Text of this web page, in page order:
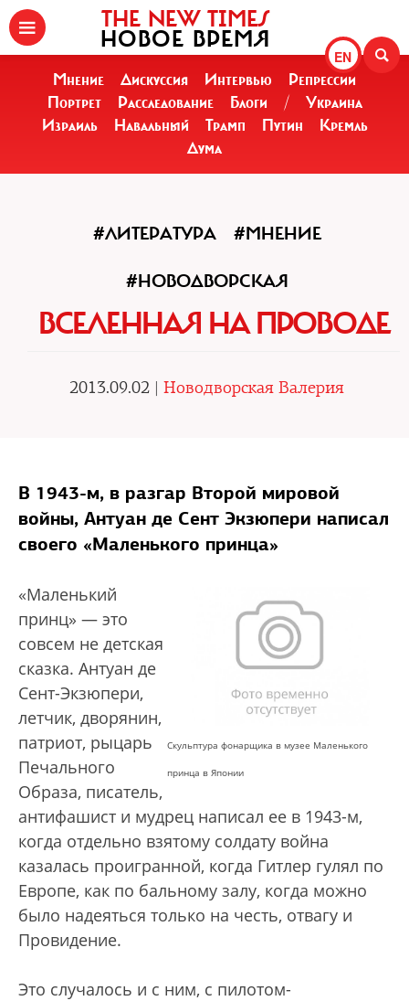
EN
THE NEW TIMES
НОВОЕ ВРЕМЯ
Мнение Дискуссия Интервью
Репрессии
Портрет
Расследование Блоги /
Украина
Израиль
Навальный Трамп Путин
Кремль
Дума
#ЛИТЕРАТУРА #МНЕНИЕ
#НОВОДВОРСКАЯ
ВСЕЛЕННАЯ НА ПРОВОДЕ
2013.09.02 | Новодворская Валерия
В 1943-м, в разгар Второй мировой
войны, Антуан де Сент Экзюпери написал
своего «Маленького принца»
Скульптура фонарщика в музее Маленького
принца в Японии
«Маленький
принц» — это
совсем не детская
сказка. Антуан де
Сент-Экзюпери,
летчик, дворянин,
патриот, рыцарь
Печального
Образа, писатель,
антифашист и мудрец написал ее в 1943-м,
когда отдельно взятому солдату война
казалась проигранной, когда Гитлер гулял по
Европе, как по бальному залу, когда можно
было надеяться только на честь, отвагу и
Провидение.
Это случалось и с ним, с пилотом-